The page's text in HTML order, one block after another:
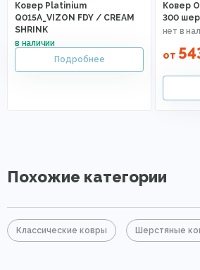
Ковер Platinium
Q015A_VIZON FDY / CREAM
SHRINK
Ковер
300
от
Похожие категории
Классические ковры Шерстяные